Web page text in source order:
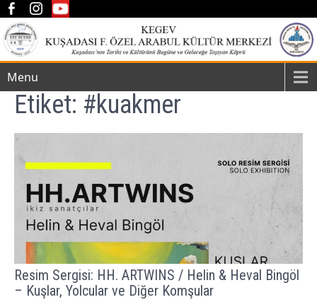
Menu
Etiket: #kuakmer
Resim Sergisi: HH. ARTWINS / Helin & Heval Bingöl
– Kuşlar, Yolcular ve Diğer Komşular